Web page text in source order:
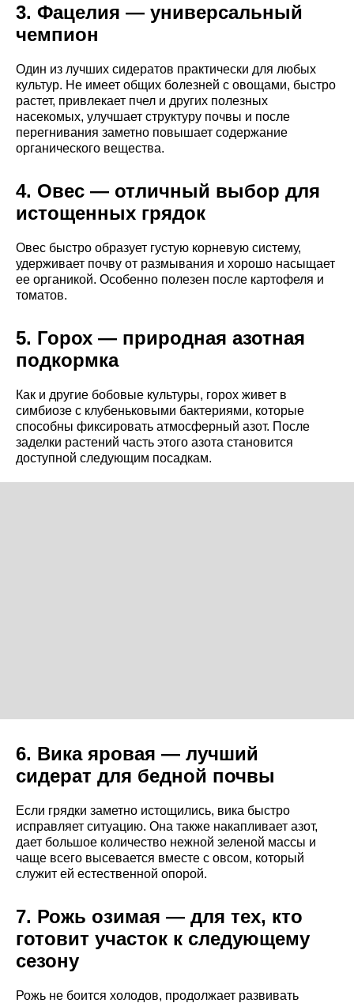
3. Фацелия — универсальный
чемпион
Один из лучших сидератов практически для любых
культур. Не имеет общих болезней с овощами, быстро
растет, привлекает пчел и других полезных
насекомых, улучшает структуру почвы и после
перегнивания заметно повышает содержание
органического вещества.
4. Овес — отличный выбор для
истощенных грядок
Овес быстро образует густую корневую систему,
удерживает почву от размывания и хорошо насыщает
ее органикой. Особенно полезен после картофеля и
томатов.
5. Горох — природная азотная
подкормка
Как и другие бобовые культуры, горох живет в
симбиозе с клубеньковыми бактериями, которые
способны фиксировать атмосферный азот. После
заделки растений часть этого азота становится
доступной следующим посадкам.
6. Вика яровая — лучший
сидерат для бедной почвы
Если грядки заметно истощились, вика быстро
исправляет ситуацию. Она также накапливает азот,
дает большое количество нежной зеленой массы и
чаще всего высевается вместе с овсом, который
служит ей естественной опорой.
7. Рожь озимая — для тех, кто
готовит участок к следующему
сезону
Рожь не боится холодов, продолжает развивать